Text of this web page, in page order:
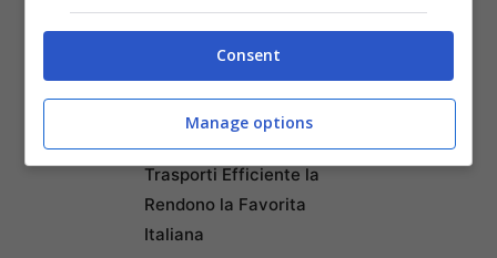
Articoli recentiNapoli tra le Top 10 Città
Mondiali per il Workcation
2026: Cultura, Cibo e
Trasporti Efficiente la
Rendono la Favorita
Italiana
Consent
Manage options